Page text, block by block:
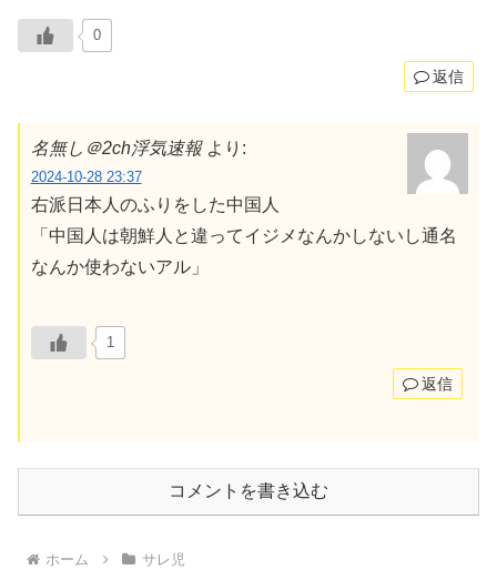
0
返信
名無し＠2ch浮気速報 より:
2024-10-28 23:37
右派日本人のふりをした中国人
「中国人は朝鮮人と違ってイジメなんかしないし通名
なんか使わないアル」
1
返信
コメントを書き込む
ホーム サレ児